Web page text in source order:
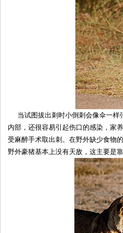
当试图拔出刺时小倒刺会像伞一样
内部，还很容易引起伤口的感染，家
受麻醉手术取出刺。在野外缺少食物
野外豪猪基本上没有天敌，这主要是靠